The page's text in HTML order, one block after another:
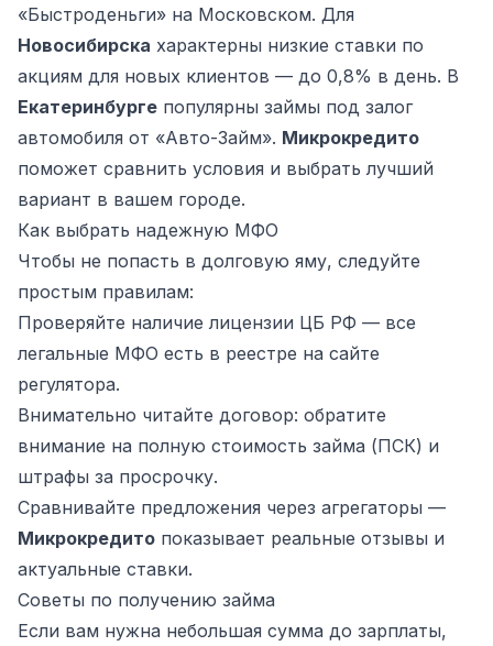
«Быстроденьги» на Московском. Для
Новосибирска характерны низкие ставки по
акциям для новых клиентов — до 0,8% в день. В
Екатеринбурге популярны займы под залог
автомобиля от «Авто-Займ». Микрокредито
поможет сравнить условия и выбрать лучший
вариант в вашем городе.
Как выбрать надежную МФО
Чтобы не попасть в долговую яму, следуйте
простым правилам:
Проверяйте наличие лицензии ЦБ РФ — все
легальные МФО есть в реестре на сайте
регулятора.
Внимательно читайте договор: обратите
внимание на полную стоимость займа (ПСК) и
штрафы за просрочку.
Сравнивайте предложения через агрегаторы —
Микрокредито показывает реальные отзывы и
актуальные ставки.
Советы по получению займа
Если вам нужна небольшая сумма до зарплаты,